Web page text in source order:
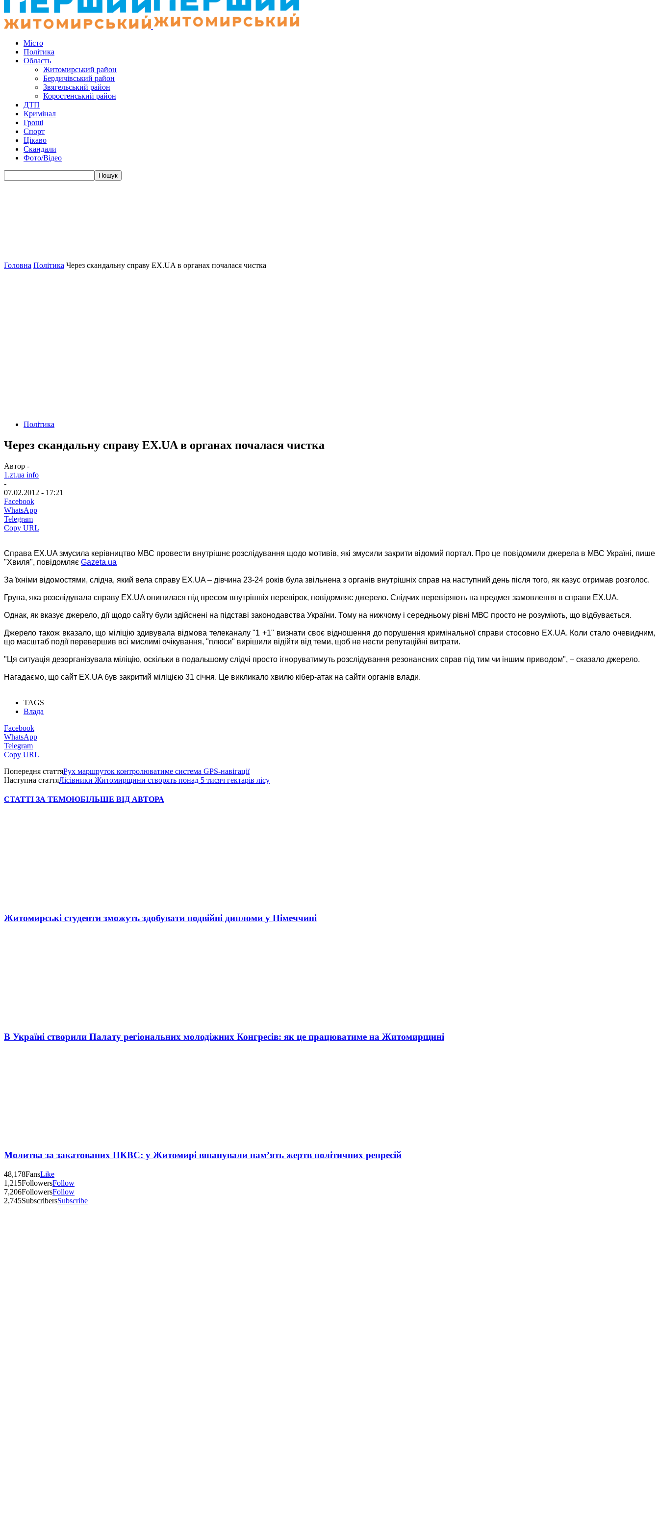
Місто
Політика
Область
Житомирський район
Бердичівський район
Звягельський район
Коростенський район
ДТП
Кримінал
Гроші
Спорт
Цікаво
Скандали
Фото/Відео
Головна Політика Через скандальну справу EX.UA в органах почалася чистка
Політика
Через скандальну справу EX.UA в органах почалася чистка
Автор -
1.zt.ua info
-
07.02.2012 - 17:21
Facebook
WhatsApp
Telegram
Copy URL
Справа EX.UA змусила керівництво МВС провести внутрішнє розслідування щодо мотивів, які змусили закрити відомий портал. Про це повідомили джерела в МВС Україні, пише
"Хвиля", повідомляє Gazeta.ua
За їхніми відомостями, слідча, який вела справу EX.UA – дівчина 23-24 років була звільнена з органів внутрішніх справ на наступний день після того, як казус отримав розголос.
Група, яка розслідувала справу EX.UA опинилася під пресом внутрішніх перевірок, повідомляє джерело. Слідчих перевіряють на предмет замовлення в справи EX.UA.
Однак, як вказує джерело, дії щодо сайту були здійснені на підставі законодавства України. Тому на нижчому і середньому рівні МВС просто не розуміють, що відбувається.
Джерело також вказало, що міліцію здивувала відмова телеканалу "1 +1" визнати своє відношення до порушення кримінальної справи стосовно EX.UA. Коли стало очевидним,
що масштаб події перевершив всі мислимі очікування, "плюси" вирішили відійти від теми, щоб не нести репутаційні витрати.
"Ця ситуація дезорганізувала міліцію, оскільки в подальшому слідчі просто ігноруватимуть розслідування резонансних справ під тим чи іншим приводом", – сказало джерело.
Нагадаємо, що сайт EX.UA був закритий міліцією 31 січня. Це викликало хвилю кібер-атак на сайти органів влади.
TAGS
Влада
Facebook
WhatsApp
Telegram
Copy URL
Попередня статтяРух маршруток контролюватиме система GPS-навігації
Наступна статтяЛісівники Житомирщини створять понад 5 тисяч гектарів лісу
СТАТТІ ЗА ТЕМОЮБІЛЬШЕ ВІД АВТОРА
Житомирські студенти зможуть здобувати подвійні дипломи у Німеччині
В Україні створили Палату регіональних молодіжних Конгресів: як це працюватиме на Житомирщині
Молитва за закатованих НКВС: у Житомирі вшанували пам’ять жертв політичних репресій
48,178FansLike
1,215FollowersFollow
7,206FollowersFollow
2,745SubscribersSubscribe